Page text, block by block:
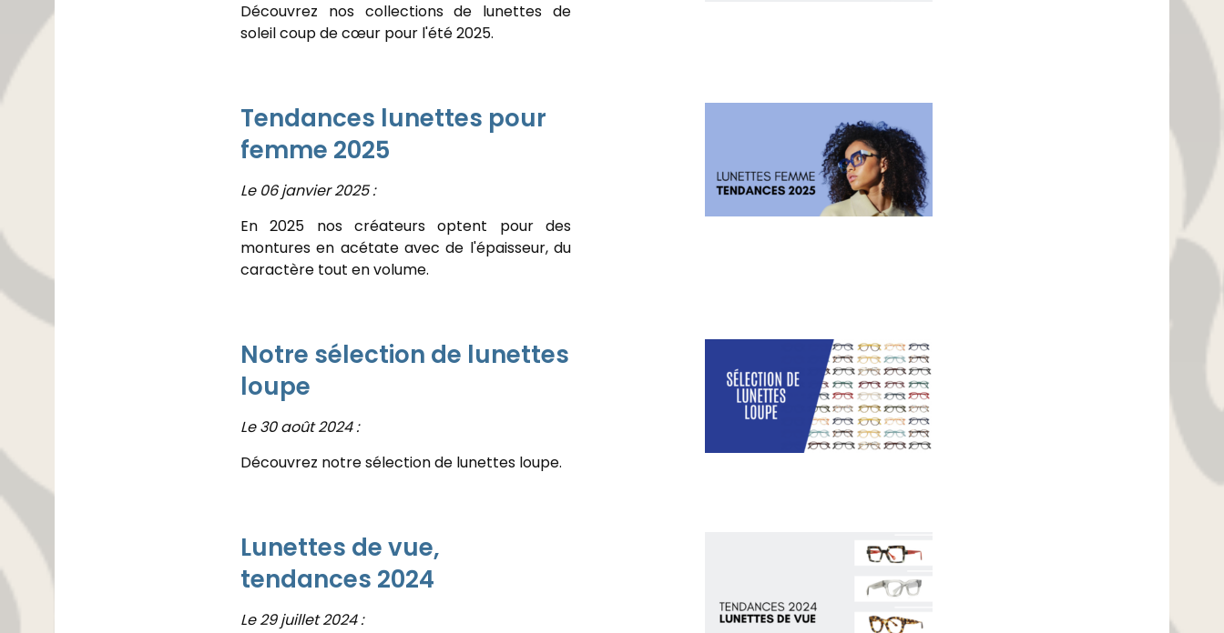
Découvrez nos collections de lunettes de
soleil coup de cœur pour l'été 2025.
Tendances lunettes pour
femme 2025
Le 06 janvier 2025 :
En 2025 nos créateurs optent pour des
montures en acétate avec de l'épaisseur, du
caractère tout en volume.
Notre sélection de lunettes
loupe
Le 30 août 2024 :
Découvrez notre sélection de lunettes loupe.
Lunettes de vue,
tendances 2024
Le 29 juillet 2024 :